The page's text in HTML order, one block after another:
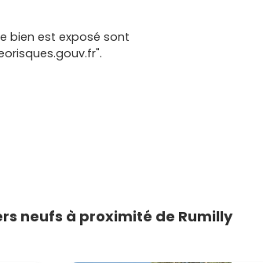
bien est exposé sont
neufs à proximité de Rumilly